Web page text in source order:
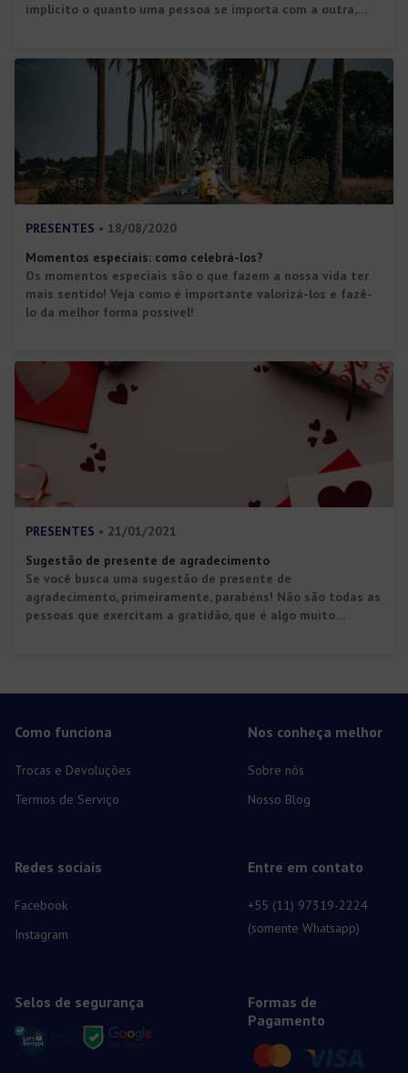
implícito o quanto uma pessoa se importa com a outra,
presente personalizado? Bem, vai depender muito da
PRESENTES • 18/08/2020
Momentos especiais: como celebrá-los?
Os momentos especiais são o que fazem a nossa vida ter
mais sentido! Veja como é importante valorizá-los e fazê-
lo da melhor forma possível!
PRESENTES • 21/01/2021
Sugestão de presente de agradecimento
Se você busca uma sugestão de presente de
agradecimento, primeiramente, parabéns! Não são todas as
pessoas que exercitam a gratidão, que é algo muito
Como funciona
Trocas e Devoluções
Termos de Serviço
Nos conheça melhor
Sobre nós
Nosso Blog
Redes sociais
Facebook
Instagram
Entre em contato
+55 (11) 97319-2224
(somente Whatsapp)
Selos de segurança
Formas de
Pagamento